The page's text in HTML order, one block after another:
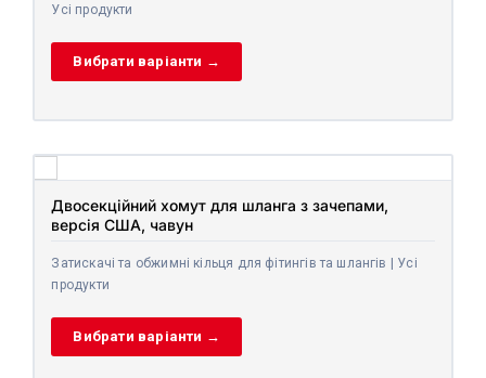
Усі продукти
Вибрати варіанти →
Двосекційний хомут для шланга з зачепами,
версія США, чавун
Затискачі та обжимні кільця для фітингів та шлангів | Усі
продукти
Вибрати варіанти →